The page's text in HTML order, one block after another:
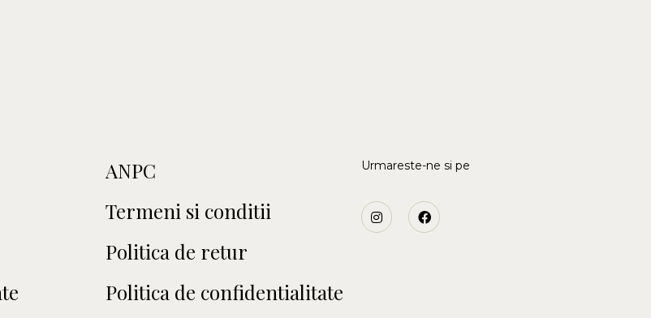
ANPC
Termeni si conditii
Politica de retur
Politica de confidentialitate
Urmareste-ne si pe